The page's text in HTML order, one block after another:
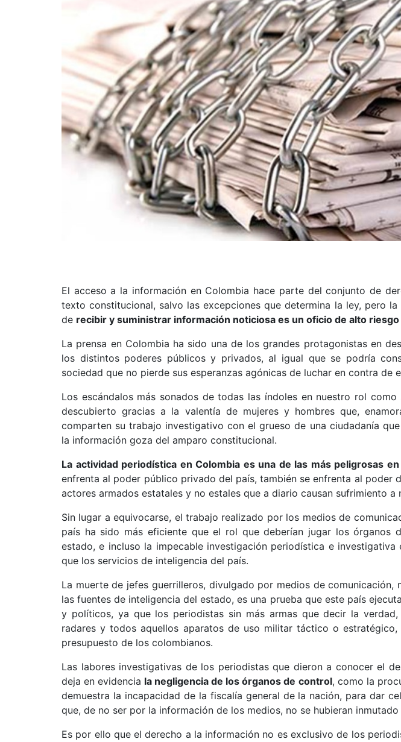
El acceso a la información en Colombia hace parte del conjunto de
texto constitucional, salvo las excepciones que determina la ley, pero
de recibir y suministrar información noticiosa es un oficio de alto
La prensa en Colombia ha sido una de los grandes protagonistas en
los distintos poderes públicos y privados, al igual que se podría
sociedad que no pierde sus esperanzas agónicas de luchar en contra de
Los escándalos más sonados de todas las índoles en nuestro rol
descubierto gracias a la valentía de mujeres y hombres que,
comparten su trabajo investigativo con el grueso de una ciudadanía
la información goza del amparo constitucional.
La actividad periodística en Colombia es una de las más peligrosas
enfrenta al poder público privado del país, también se enfrenta al poder
actores armados estatales y no estales que a diario causan sufrimiento a
Sin lugar a equivocarse, el trabajo realizado por los medios de
país ha sido más eficiente que el rol que deberían jugar los órganos
estado, e incluso la impecable investigación periodística e investigativa
que los servicios de inteligencia del país.
La muerte de jefes guerrilleros, divulgado por medios de comunicación,
las fuentes de inteligencia del estado, es una prueba que este país
y políticos, ya que los periodistas sin más armas que decir la
radares y todos aquellos aparatos de uso militar táctico o
presupuesto de los colombianos.
Las labores investigativas de los periodistas que dieron a conocer el
deja en evidencia la negligencia de los órganos de control, como la
demuestra la incapacidad de la fiscalía general de la nación, para dar
que, de no ser por la información de los medios, no se hubieran inmutado
Es por ello que el derecho a la información no es exclusivo de los